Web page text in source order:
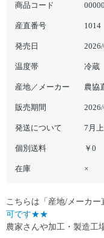
商品コード
産直番号 1014
発売日
温度帯 冷蔵
産地／メーカー 農協
販売期間
発送について 7月
個別送料 ￥0
在庫 ×
こちらは「産地/メーカー
可です★★
農家さんや加工・製造工